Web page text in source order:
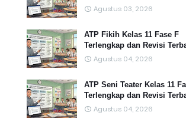
Agustus 03, 2026
ATP Fikih Kelas 11 Fase F
Terlengkap dan Revisi
Agustus 04, 2026
ATP Seni Teater Kelas 11
Terlengkap dan Revisi
Agustus 04, 2026